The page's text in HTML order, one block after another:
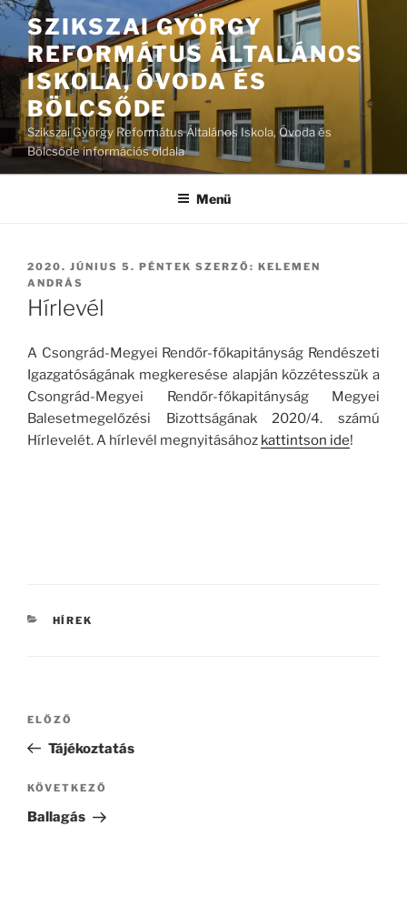
Tartalomhoz
SZIKSZAI GYÖRGY
REFORMÁTUS ÁLTALÁNOS
ISKOLA, ÓVODA ÉS
BÖLCSŐDE
Szikszai György Református Általános Iskola, Óvoda és
Bölcsőde információs oldala
Menü
BEKÜLDVE:
2020. JÚNIUS 5. PÉNTEK SZERZŐ: KELEMEN
ANDRÁS
Hírlevél
A Csongrád-Megyei Rendőr-főkapitányság Rendészeti
Igazgatóságának megkeresése alapján közzétesszük a
Csongrád-Megyei Rendőr-főkapitányság Megyei
Balesetmegelőzési Bizottságának 2020/4. számú
Hírlevelét. A hírlevél megnyitásához kattintson ide!
KATEGÓRIÁK
HÍREK
Bejegyzés
Korábbi
bejegyzés
ELŐZŐ
Tájékoztatás
Következő
bejegyzés
KÖVETKEZŐ
Ballagás